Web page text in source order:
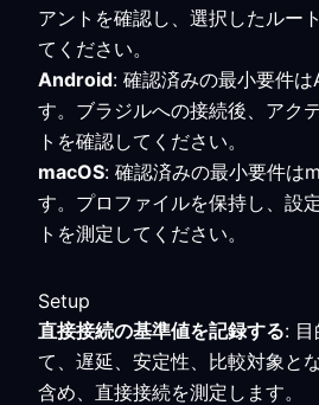
アントを確認し、選択したルー
てください。
Android: 確認済みの最小要件
す。ブラジルへの接続後、アク
トを確認してください。
macOS: 確認済みの最小要件は
す。プロファイルを保持し、設
トを測定してください。
Setup
直接接続の基準値を記録する:
て、遅延、安定性、比較対象と
含め、直接接続を測定します。